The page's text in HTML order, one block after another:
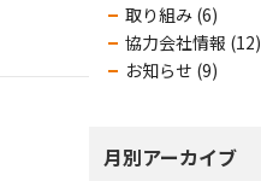
取り組み (6)
協力会社情報 (12)
お知らせ (9)
月別アーカイブ